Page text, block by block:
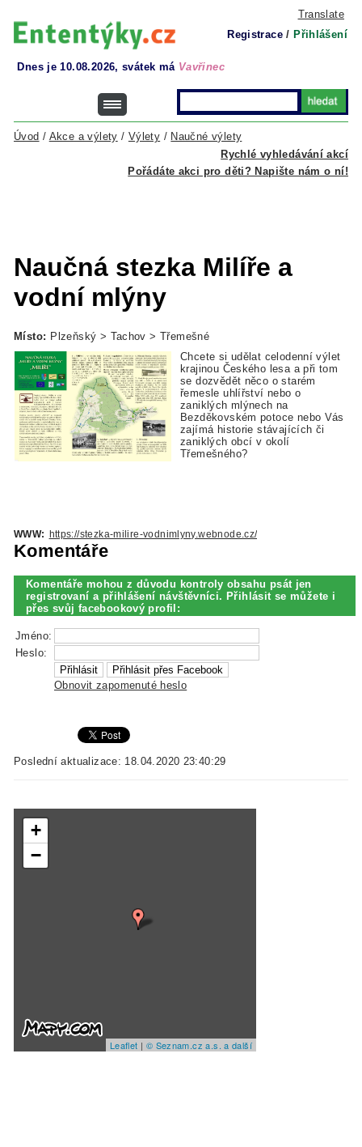
Translate
Registrace / Přihlášení
Dnes je 10.08.2026, svátek má Vavřinec
Rychlé vyhledávání akcí
Úvod / Akce a výlety / Výlety / Naučné výlety
Pořádáte akci pro děti? Napište nám o ní!
Naučná stezka Milíře a
vodní mlýny
Místo: Plzeňský > Tachov > Třemešné
Chcete si udělat celodenní výlet
krajinou Českého lesa a při tom
se dozvědět něco o starém
řemesle uhlířství nebo o
zaniklých mlýnech na
Bezděkovském potoce nebo Vás
zajímá historie stávajících či
zaniklých obcí v okolí
Třemešného?
WWW: https://stezka-milire-vodnimlyny.webnode.cz/
Komentáře
Komentáře mohou z důvodu kontroly obsahu psát jen
registrovaní a přihlášení návštěvníci. Přihlásit se můžete i
přes svůj facebookový profil:
Jméno:
Heslo:
Obnovit zapomenuté heslo
Poslední aktualizace: 18.04.2020 23:40:29
+
−
Leaflet | © Seznam.cz a.s. a další